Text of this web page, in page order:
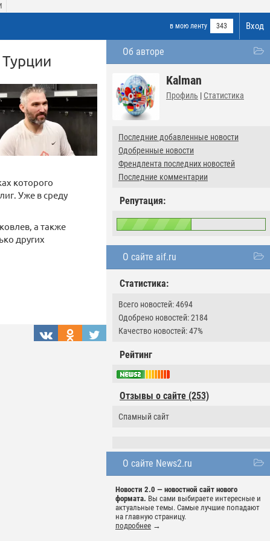
Вход
в мою ленту 343
Об авторе
Kalman
Профиль | Статистика
Последние добавленные новости
Одобренные новости
Френдлента последних новостей
Последние комментарии
Репутация:
О сайте aif.ru
Статистика:
Всего новостей: 4694
Одобрено новостей: 2184
Качество новостей: 47%
Рейтинг
Отзывы о сайте (253)
Спамный сайт
О сайте News2.ru
Новости 2.0 — новостной сайт нового
формата. Вы сами выбираете интересные и
актуальные темы. Самые лучшие попадают
на главную страницу.
подробнее →
которого
Уже в среду
а также
других